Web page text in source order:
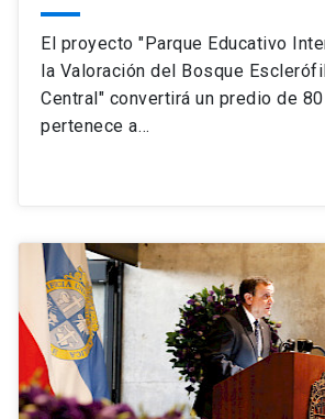
El proyecto "Parque Educativo
la Valoración del Bosque
Central" convertirá un predio de
pertenece a…